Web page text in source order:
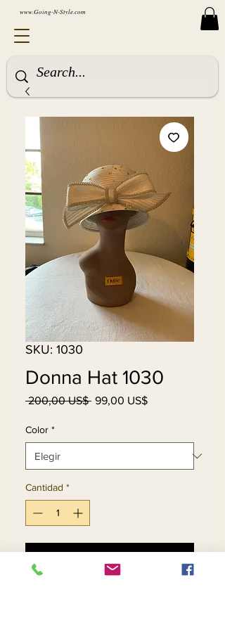
www.Going-N-Style.com
SKU: 1030
Donna Hat 1030
200,00 US$ Precio
99,00 US$Precio
Color *
Cantidad *